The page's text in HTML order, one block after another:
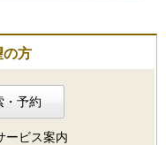
の方
・予約
ービス案内